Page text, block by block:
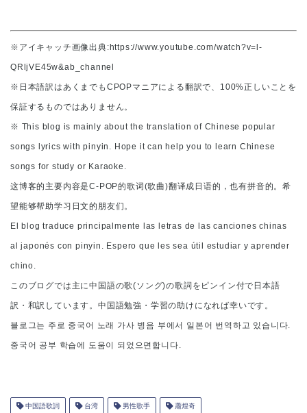
※アイキャッチ画像出典:https://www.youtube.com/watch?v=l-
QRljVE45w&ab_channel
※日本語訳はあくまでもCPOPマニアによる翻訳で、100%正しいことを
保証するものではありません。
※ This blog is mainly about the translation of Chinese popular
songs lyrics with pinyin. Hope it can help you to learn Chinese
songs for study or Karaoke.
这博客的主要内容是C-POP的歌词(歌曲)翻译成日语的，也有拼音的。希
望能够帮助学习日文的朋友们。
El blog traduce principalmente las letras de las canciones chinas
al japonés con pinyin. Espero que les sea útil estudiar y aprender
chino.
このブログでは主に中国語の歌(ソング)の歌詞をピンイン付で日本語
訳・和訳しています。中国語勉強・学習の助けになれば幸いです。
블로그는 주로 중국어 노래 가사 병음 부에서 일본어 번역하고 있습니다.
중국어 공부 학습에 도움이 되었으면합니다.
中国語歌詞 台湾 男性歌手 蕭煌奇